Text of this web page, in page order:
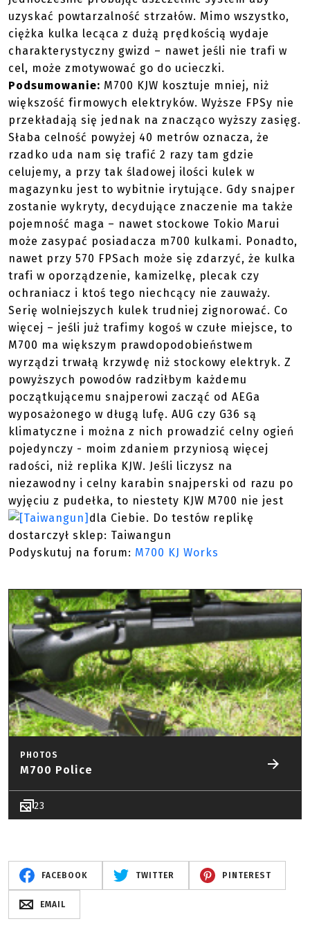
uzyskać powtarzalność strzałów. Mimo wszystko,
ciężka kulka lecąca z dużą prędkością wydaje
charakterystyczny gwizd – nawet jeśli nie trafi w
cel, może zmotywować go do ucieczki.
Podsumowanie: M700 KJW kosztuje mniej, niż
większość firmowych elektryków. Wyższe FPSy nie
przekładają się jednak na znacząco wyższy zasięg.
Słaba celność powyżej 40 metrów oznacza, że
rzadko uda nam się trafić 2 razy tam gdzie
celujemy, a przy tak śladowej ilości kulek w
magazynku jest to wybitnie irytujące. Gdy snajper
zostanie wykryty, decydujące znaczenie ma także
pojemność maga – nawet stockowe Tokio Marui
może zasypać posiadacza m700 kulkami. Ponadto,
nawet przy 570 FPSach może się zdarzyć, że kulka
trafi w oporządzenie, kamizelkę, plecak czy
ochraniacz i ktoś tego niechcący nie zauważy.
Serię wolniejszych kulek trudniej zignorować. Co
więcej – jeśli już trafimy kogoś w czułe miejsce, to
M700 ma większym prawdopodobieństwem
wyrządzi trwałą krzywdę niż stockowy elektryk. Z
powyższych powodów radziłbym każdemu
początkującemu snajperowi zacząć od AEGa
wyposażonego w długą lufę. AUG czy G36 są
klimatyczne i można z nich prowadzić celny ogień
pojedynczy - moim zdaniem przyniosą więcej
radości, niż replika KJW. Jeśli liczysz na
niezawodny i celny karabin snajperski od razu po
wyjęciu z pudełka, to niestety KJW M700 nie jest
dla Ciebie. Do testów replikę
dostarczył sklep: Taiwangun
Podyskutuj na forum: M700 KJ Works
PHOTOS
M700 Police
23
FACEBOOK TWITTER PINTEREST
EMAIL